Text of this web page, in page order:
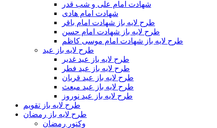
شهادت امام علی و شب قدر
شهادت امام هادی
طرح لایه باز شهادت امام باقر
طرح لایه باز شهادت امام حسن
طرح لایه باز شهادت امام موسی کاظم
طرح لایه باز عید
طرح لایه باز عید غدیر
طرح لایه باز عید فطر
طرح لایه باز عید قربان
طرح لایه باز عید مبعث
طرح لایه باز عید نوروز
طرح لایه باز تقویم
طرح لایه باز رمضان
وکتور رمضان